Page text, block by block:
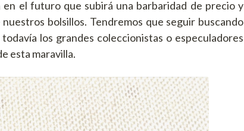
en el futuro que subirá una barbaridad de precio y
bolsillos. Tendremos que seguir buscando
los grandes coleccionistas o especuladores
esta maravilla.